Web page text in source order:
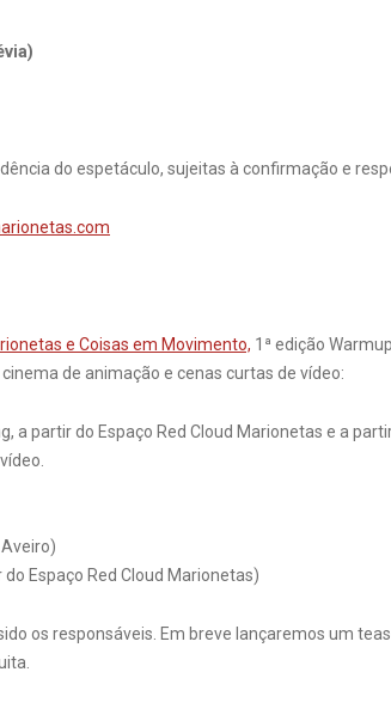
do espetáculo, sujeitas à confirmação e
e Coisas em Movimento, 1ª edição
de animação e cenas curtas de vídeo:
a partir do Espaço Red Cloud Marionetas e a
Espaço Red Cloud Marionetas)
os responsáveis. Em breve lançaremos um